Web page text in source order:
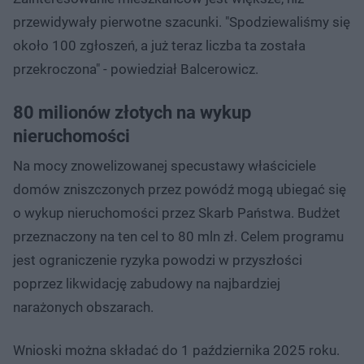
przewidywały pierwotne szacunki. "Spodziewaliśmy się
około 100 zgłoszeń, a już teraz liczba ta została
przekroczona" - powiedział Balcerowicz.
80 milionów złotych na wykup
nieruchomości
Na mocy znowelizowanej specustawy właściciele
domów zniszczonych przez powódź mogą ubiegać się
o wykup nieruchomości przez Skarb Państwa. Budżet
przeznaczony na ten cel to 80 mln zł. Celem programu
jest ograniczenie ryzyka powodzi w przyszłości
poprzez likwidację zabudowy na najbardziej
narażonych obszarach.
Wnioski można składać do 1 października 2025 roku.